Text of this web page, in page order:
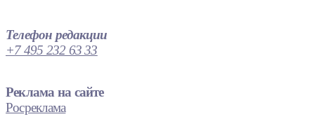
Телефон редакции
+7 495 232 63 33
Реклама на сайте
Росреклама